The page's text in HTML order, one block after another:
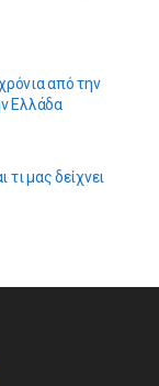
από την
Ελλάδα
μας δείχνει